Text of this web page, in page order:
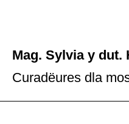
Mag. Sylvia y dut.
Curadëures dla